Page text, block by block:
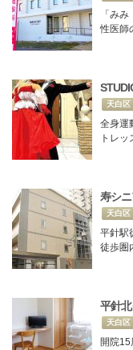
「み
性医師
天白区
全身運
トレ
寿シ
天白区
平針駅
徒歩圏
平針
天白区
開院15